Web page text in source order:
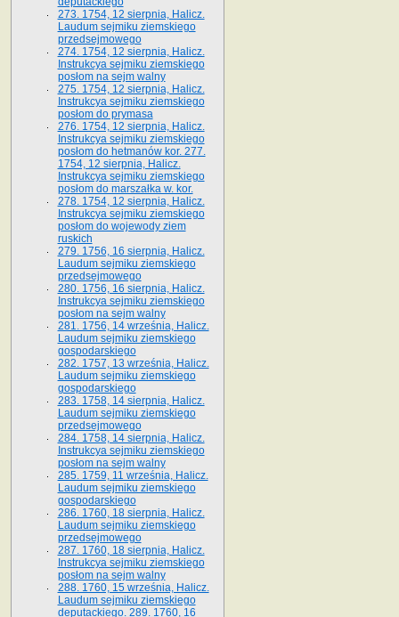
273. 1754, 12 sierpnia, Halicz.
Laudum sejmiku ziemskiego
przedsejmowego
274. 1754, 12 sierpnia, Halicz.
Instrukcya sejmiku ziemskiego
posłom na sejm walny
275. 1754, 12 sierpnia, Halicz.
Instrukcya sejmiku ziemskiego
posłom do prymasa
276. 1754, 12 sierpnia, Halicz.
Instrukcya sejmiku ziemskiego
posłom do hetmanów kor. 277.
1754, 12 sierpnia, Halicz.
Instrukcya sejmiku ziemskiego
posłom do marszałka w. kor.
278. 1754, 12 sierpnia, Halicz.
Instrukcya sejmiku ziemskiego
posłom do wojewody ziem
ruskich
279. 1756, 16 sierpnia, Halicz.
Laudum sejmiku ziemskiego
przedsejmowego
280. 1756, 16 sierpnia, Halicz.
Instrukcya sejmiku ziemskiego
posłom na sejm walny
281. 1756, 14 września, Halicz.
Laudum sejmiku ziemskiego
gospodarskiego
282. 1757, 13 września, Halicz.
Laudum sejmiku ziemskiego
gospodarskiego
283. 1758, 14 sierpnia, Halicz.
Laudum sejmiku ziemskiego
przedsejmowego
284. 1758, 14 sierpnia, Halicz.
Instrukcya sejmiku ziemskiego
posłom na sejm walny
285. 1759, 11 września, Halicz.
Laudum sejmiku ziemskiego
gospodarskiego
286. 1760, 18 sierpnia, Halicz.
Laudum sejmiku ziemskiego
przedsejmowego
287. 1760, 18 sierpnia, Halicz.
Instrukcya sejmiku ziemskiego
posłom na sejm walny
288. 1760, 15 września, Halicz.
Laudum sejmiku ziemskiego
deputackiego. 289. 1760, 16